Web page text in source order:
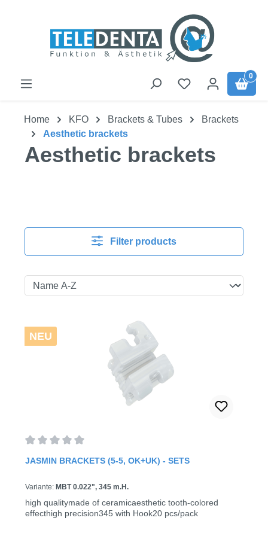
0
Home KFO Brackets & Tubes
Brackets
Aesthetic brackets
Aesthetic brackets
Filter products
NEU
JASMIN BRACKETS (5-5, OK+UK) - SETS
Variante: MBT 0.022", 345 m.H.
high qualitymade of ceramicaesthetic tooth-colored
effecthigh precision345 with Hook20 pcs/pack